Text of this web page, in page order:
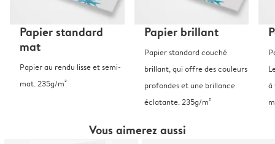
Papier standard
mat
Papier au rendu lisse et semi-
mat. 235g/m²
Papier brillant
Papier standard couché
brillant, qui offre des couleurs
profondes et une brillance
éclatante. 235g/m²
à
Vous aimerez aussi